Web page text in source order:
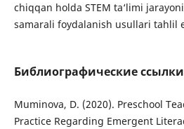
chiqqan holda STEM ta‘limi
samarali foydalanish usullari tahlil
Библиографические ссылки
Muminova, D. (2020). Preschool
Practice Regarding Emergent